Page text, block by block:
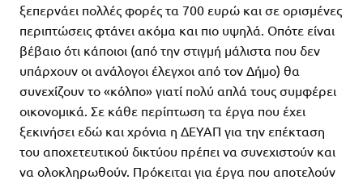
ξεπερνάει πολλές φορές τα 700 ευρώ και σε ορισμένες
περιπτώσεις φτάνει ακόμα και πιο υψηλά. Οπότε είναι
βέβαιο ότι κάποιοι (από την στιγμή μάλιστα που δεν
υπάρχουν οι ανάλογοι έλεγχοι από τον Δήμο) θα
συνεχίζουν το «κόλπο» γιατί πολύ απλά τους συμφέρει
οικονομικά. Σε κάθε περίπτωση τα έργα που έχει
ξεκινήσει εδώ και χρόνια η ΔΕΥΑΠ για την επέκταση
του αποχετευτικού δικτύου πρέπει να συνεχιστούν και
να ολοκληρωθούν. Πρόκειται για έργα που αποτελούν